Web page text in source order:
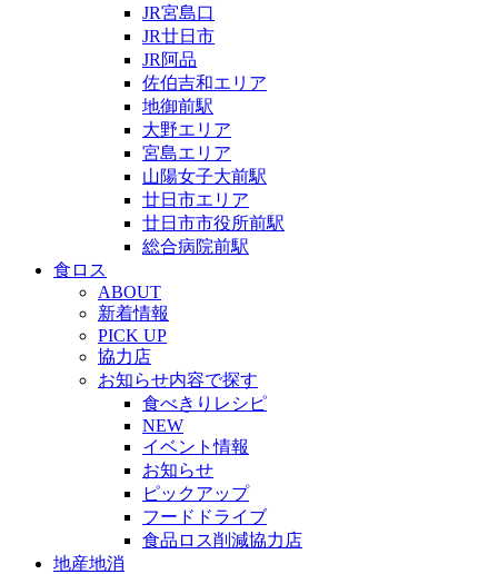
JR宮島口
JR廿日市
JR阿品
佐伯吉和エリア
地御前駅
大野エリア
宮島エリア
山陽女子大前駅
廿日市エリア
廿日市市役所前駅
総合病院前駅
食ロス
ABOUT
新着情報
PICK UP
協力店
お知らせ内容で探す
食べきりレシピ
NEW
イベント情報
お知らせ
ピックアップ
フードドライブ
食品ロス削減協力店
地産地消